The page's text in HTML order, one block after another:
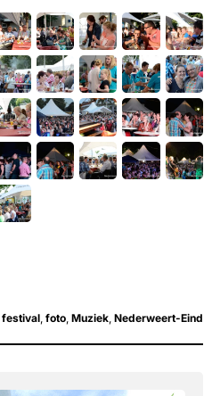
festival, foto, Muziek, Nederweert-Eind